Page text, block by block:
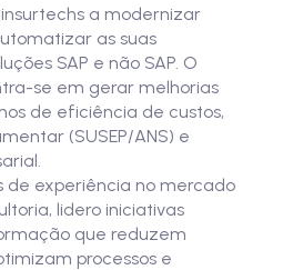
a modernizar
as suas
SAP e não SAP. O
se em gerar melhorias
de eficiência de custos,
(SUSEP/ANS) e
de experiência no mercado
lidero iniciativas
que reduzem
processos e